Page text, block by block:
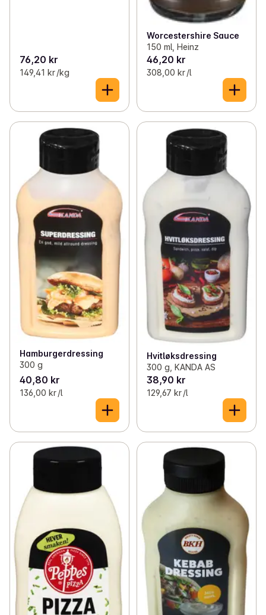
76,20 kr
149,41 kr /kg
Worcestershire Sauce
150 ml, Heinz
46,20 kr
308,00 kr /l
Hamburgerdressing
300 g
40,80 kr
136,00 kr /l
Hvitløksdressing
300 g, KANDA AS
38,90 kr
129,67 kr /l